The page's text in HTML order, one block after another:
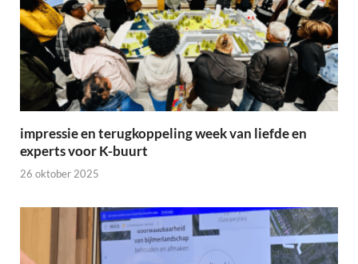
impressie en terugkoppeling week van liefde en
experts voor K-buurt
26 oktober 2025